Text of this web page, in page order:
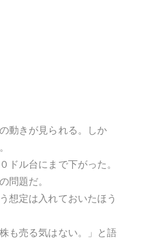
動きが見られる。しか
ドル台にまで下がった。
問題だ。
想定は入れておいたほう
も売る気はない。」と語